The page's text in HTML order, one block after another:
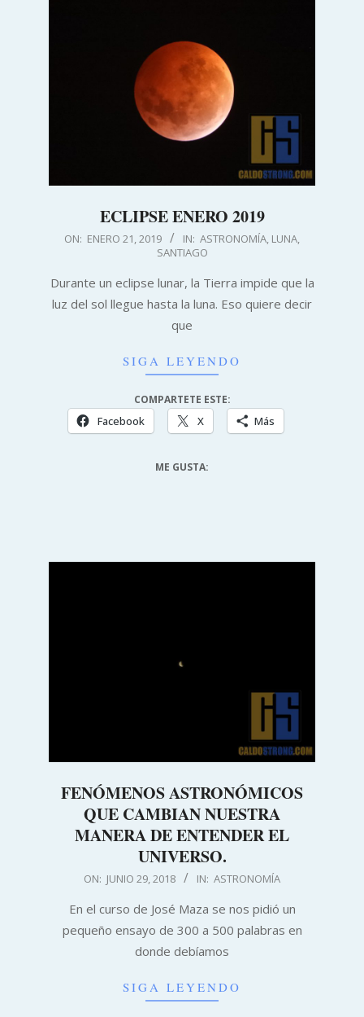
ECLIPSE ENERO 2019
2019-
21
ON: ENERO 21, 2019 IN: ASTRONOMÍA LUNA
SANTIAGO
Durante un eclipse lunar, la Tierra impide que la
luz del sol llegue hasta la luna. Eso quiere decir
que
SIGA LEYENDO
COMPARTETE ESTE:
Facebook X Más
ME GUSTA:
FENÓMENOS ASTRONÓMICOS
QUE CAMBIAN NUESTRA
MANERA DE ENTENDER EL
UNIVERSO.
ON: JUNIO 29, 2018 IN: ASTRONOMÍA
En el curso de José Maza se nos pidió un
pequeño ensayo de 300 a 500 palabras en
donde debíamos
SIGA LEYENDO